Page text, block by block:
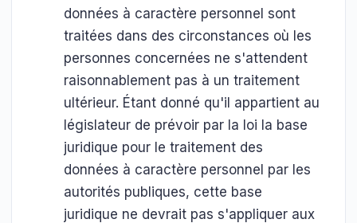
données à caractère personnel sont
traitées dans des circonstances où les
personnes concernées ne s'attendent
raisonnablement pas à un traitement
ultérieur. Étant donné qu'il appartient au
législateur de prévoir par la loi la base
juridique pour le traitement des
données à caractère personnel par les
autorités publiques, cette base
juridique ne devrait pas s'appliquer aux